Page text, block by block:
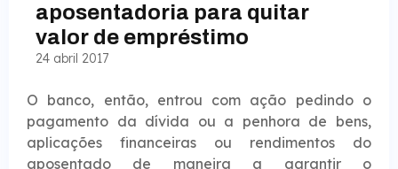
aposentadoria para quitar
valor de empréstimo
24 abril 2017
O banco, então, entrou com ação pedindo o
pagamento da dívida ou a penhora de bens,
aplicações financeiras ou rendimentos do
aposentado de maneira a garantir o